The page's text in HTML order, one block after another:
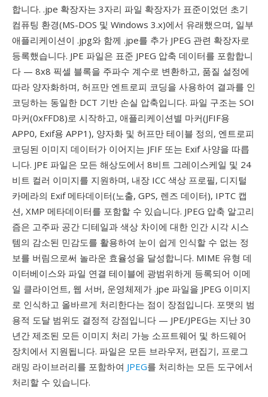
합니다. .jpe 확장자는 3자리 파일 확장자가 표준이었던 초기
컴퓨팅 환경(MS-DOS 및 Windows 3.x)에서 유래했으며, 일부
애플리케이션이 .jpg와 함께 .jpe를 추가 JPEG 관련 확장자로
등록했습니다. JPE 파일은 표준 JPEG 압축 데이터를 포함합니
다 — 8x8 픽셀 블록을 주파수 계수로 변환하고, 품질 설정에
따라 양자화하며, 허프만 엔트로피 코딩을 사용하여 결과를 인
코딩하는 동일한 DCT 기반 손실 압축입니다. 파일 구조는 SOI
마커(0xFFD8)로 시작하고, 애플리케이션별 마커(JFIF용
APP0, Exif용 APP1), 양자화 및 허프만 테이블 정의, 엔트로피
코딩된 이미지 데이터가 이어지는 JFIF 또는 Exif 사양을 따릅
니다. JPE 파일은 모든 해상도에서 8비트 그레이스케일 및 24
비트 컬러 이미지를 지원하며, 내장 ICC 색상 프로필, 디지털
카메라의 Exif 메타데이터(노출, GPS, 렌즈 데이터), IPTC 캡
션, XMP 메타데이터를 포함할 수 있습니다. JPEG 압축 알고리
즘은 고주파 공간 디테일과 색상 차이에 대한 인간 시각 시스
템의 감소된 민감도를 활용하여 눈이 쉽게 인식할 수 없는 정
보를 버림으로써 놀라운 효율성을 달성합니다. MIME 유형 데
이터베이스와 파일 연결 테이블에 광범위하게 등록되어 이메
일 클라이언트, 웹 서버, 운영체제가 .jpe 파일을 JPEG 이미지
로 인식하고 올바르게 처리한다는 점이 장점입니다. 포맷의 범
용적 도달 범위도 결정적 강점입니다 — JPE/JPEG는 지난 30
년간 제조된 모든 이미지 처리 가능 소프트웨어 및 하드웨어
장치에서 지원됩니다. 파일은 모든 브라우저, 편집기, 프로그
래밍 라이브러리를 포함하여 JPEG를 처리하는 모든 도구에서
처리할 수 있습니다.